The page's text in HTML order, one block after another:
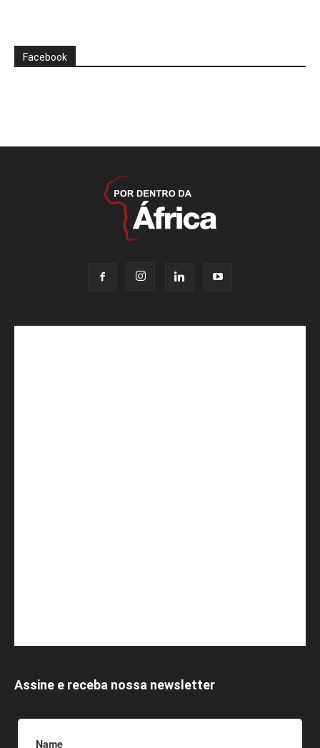
Facebook
Assine e receba nossa newsletter